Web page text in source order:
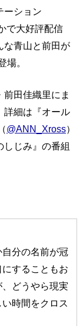
ーション
で大好評配信
な青山と前田が
場。
田佳織里にま
詳細は『オール
@ANN_Xross）
じみ』の番組
分の名前が冠
することもお
どうやら現実
時間をクロス